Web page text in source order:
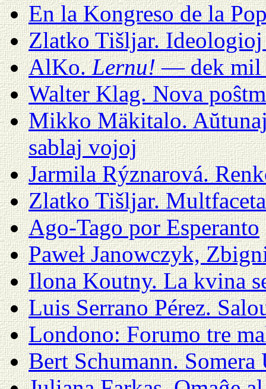
En la Kongreso de la
Zlatko Tišljar. Ideologioj
AlKo.Lernu!— dek mil
Walter Klag. Nova
Mikko Mäkitalo.
sablaj vojoj
Jarmila Rýznarová.
Zlatko Tišljar.
Ago-Tago por Esperanto
Paweł Janowczyk,
Ilona Koutny. La kvina
Luis Serrano Pérez.
Londono: Forumo tre
Bert Schumann.